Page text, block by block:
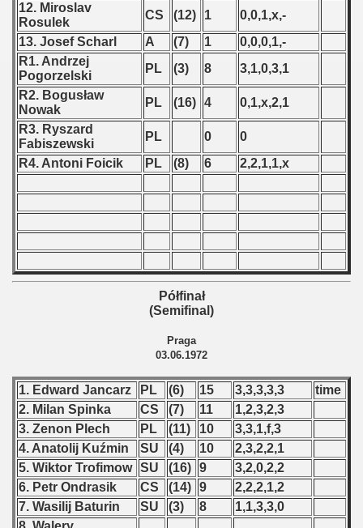
12. Miroslav
Rosulek
CS (12) 1
0,0,1,x,-
13. Josef Scharl
A (7) 1
0,0,0,1,-
R1. Andrzej
Pogorzelski
PL (3) 8
3,1,0,3,1
R2. Bogusław
Nowak
PL (16) 4
0,1,x,2,1
R3. Ryszard
Fabiszewski
PL 0
0
R4. Antoni Foicik
PL (8) 6 2,2,1,1,x
Półfinał
(Semifinal)
Praga
03.06.1972
1. Edward Jancarz PL (6) 15 3,3,3,3,3
time
2. Milan Spinka
CS (7) 11
1,2,3,2,3
3. Zenon Plech
PL (11) 10
3,3,1,f,3
4. Anatolij Kuźmin
SU (4) 10
2,3,2,2,1
5. Wiktor Trofimow SU (16) 9
3,2,0,2,2
6. Petr Ondrasik
CS (14) 9
2,2,2,1,2
7. Wasilij Baturin
SU (3) 8
1,1,3,3,0
- 2017
- 2019
- 2020
- 2021
- 2022
- 2023
classe